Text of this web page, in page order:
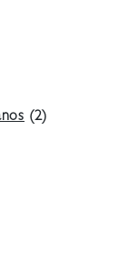
(2)